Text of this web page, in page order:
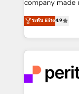
2️⃣ AIエージェント組織構築 営業・マーケティング業務
の一部をAIが自
DX × AI推進の
革を、構想から
company made
thinkers. We
ideas,
experiences.
and—most
into bold ideas
ระดับ Elite4.9